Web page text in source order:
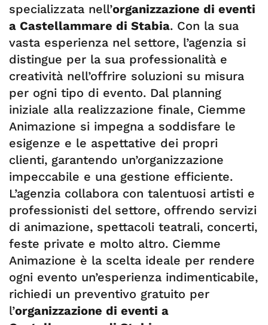
specializzata nell’organizzazione di eventi
a Castellammare di Stabia. Con la sua
vasta esperienza nel settore, l’agenzia si
distingue per la sua professionalità e
creatività nell’offrire soluzioni su misura
per ogni tipo di evento. Dal planning
iniziale alla realizzazione finale, Ciemme
Animazione si impegna a soddisfare le
esigenze e le aspettative dei propri
clienti, garantendo un’organizzazione
impeccabile e una gestione efficiente.
L’agenzia collabora con talentuosi artisti e
professionisti del settore, offrendo servizi
di animazione, spettacoli teatrali, concerti,
feste private e molto altro. Ciemme
Animazione è la scelta ideale per rendere
ogni evento un’esperienza indimenticabile,
richiedi un preventivo gratuito per
l’organizzazione di eventi a